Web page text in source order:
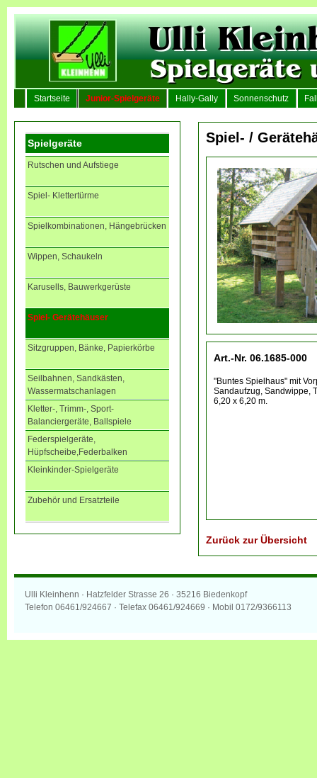
Startseite Junior-Spielgeräte Hally-Gally Sonnenschutz
Spielgeräte
Rutschen und Aufstiege
Spiel- Klettertürme
Spielkombinationen, Hängebrücken
Wippen, Schaukeln
Karusells, Bauwerkgerüste
Spiel- Gerätehäuser
Sitzgruppen, Bänke, Papierkörbe
Seilbahnen, Sandkästen,
Wassermatschanlagen
Kletter-, Trimm-, Sport-
Balanciergeräte, Ballspiele
Federspielgeräte,
Hüpfscheibe,Federbalken
Kleinkinder-Spielgeräte
Zubehör und Ersatzteile
Spiel- /
Art.-Nr. 06.1685-000
"Buntes Spielhaus" mit
Sandaufzug, Sandwippe,
6,20 x 6,20 m.
Zurück zur Übersicht
Ulli Kleinhenn · Hatzfelder Strasse 26 · 35216 Biedenkopf
Telefon 06461/924667 · Telefax 06461/924669 · Mobil 0172/9366113